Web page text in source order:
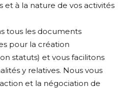
et à la nature de vos activités
tous les documents
pour la création
statuts) et vous facilitons
y relatives. Nous vous
et la négociation de